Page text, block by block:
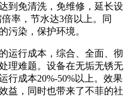
到免清洗，免维修，延长设
率，节水达3倍以上。同
污染，保护环境。
运行成本，综合、全面、彻
理难题。设备在无垢无锈无
行成本20%-50%以上。效果
益，同时也带来了不菲的社